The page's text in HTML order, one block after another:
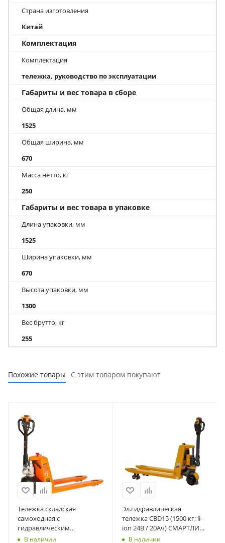
Страна изготовления
Китай
Комплектация
Комплектация
тележка, руководство по эксплуатации
Габариты и вес товара в сборе
Общая длина, мм
1525
Общая ширина, мм
670
Масса нетто, кг
250
Габариты и вес товара в упаковке
Длина упаковки, мм
1525
Ширина упаковки, мм
670
Высота упаковки, мм
1300
Вес брутто, кг
255
Похожие товары С этим товаром покупают
Тележка складская
самоходная c
гидравлическим
подъемом вил SIBLINE,
В наличии
Эл.гидравлическая
тележка CBD15 (1500 кг; li-
ion 24В / 20Ач) СМАРТЛИФТ
(SMARTLIFT)
В наличии